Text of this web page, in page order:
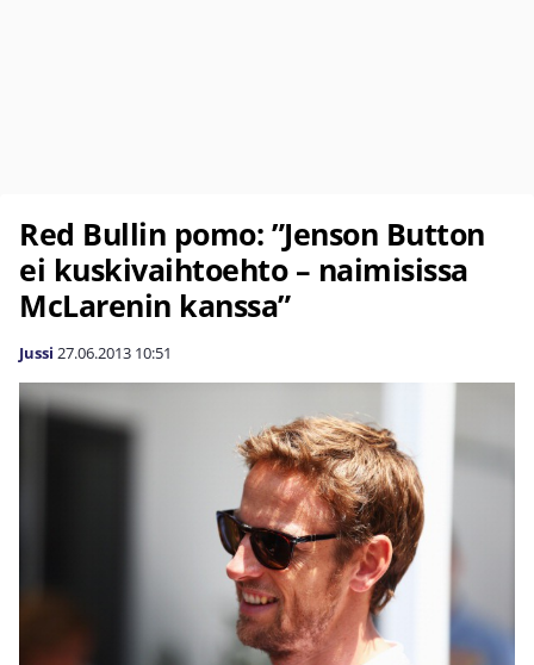
Red Bullin pomo: ”Jenson Button
ei kuskivaihtoehto – naimisissa
McLarenin kanssa”
Jussi 27.06.2013 10:51